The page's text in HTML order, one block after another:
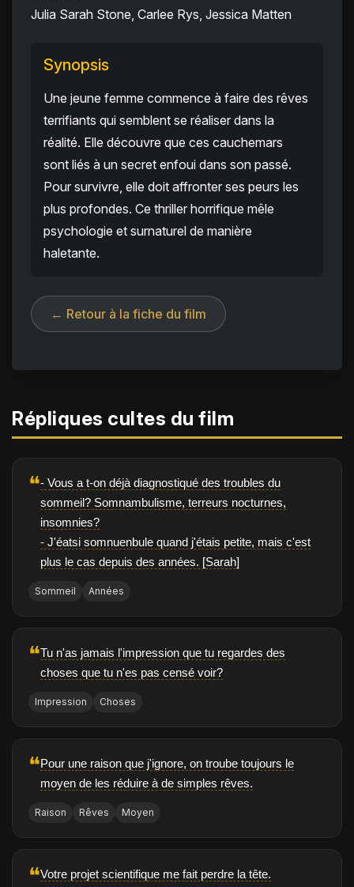
Julia Sarah Stone, Carlee Rys, Jessica Matten
Synopsis
Une jeune femme commence à faire des rêves
terrifiants qui semblent se réaliser dans la
réalité. Elle découvre que ces cauchemars
sont liés à un secret enfoui dans son passé.
Pour survivre, elle doit affronter ses peurs les
plus profondes. Ce thriller horrifique mêle
psychologie et surnaturel de manière
haletante.
← Retour à la fiche du film
Répliques cultes du film
❝- Vous a t-on déjà diagnostiqué des troubles du
sommeil? Somnambulisme, terreurs nocturnes,
insomnies?
- J'éatsi somnuenbule quand j'étais petite, mais c'est
plus le cas depuis des années. [Sarah]
Sommeil Années
❝Tu n'as jamais l'impression que tu regardes des
choses que tu n'es pas censé voir?
Impression Choses
❝Pour une raison que j'ignore, on troube toujours le
moyen de les réduire à de simples rêves.
Raison Rêves Moyen
❝Votre projet scientifique me fait perdre la tête.